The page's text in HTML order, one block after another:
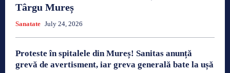
Târgu Mureș
Sanatate July 24, 2026
Proteste în spitalele din Mureș! Sanitas anunță
grevă de avertisment, iar greva generală bate la ușă